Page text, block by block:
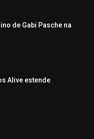
de Gabi Pasche na
Alive estende